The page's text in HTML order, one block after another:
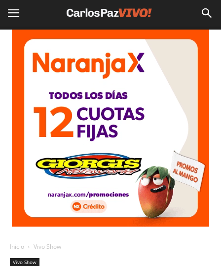
Inicio Vivo Show
Vivo Show